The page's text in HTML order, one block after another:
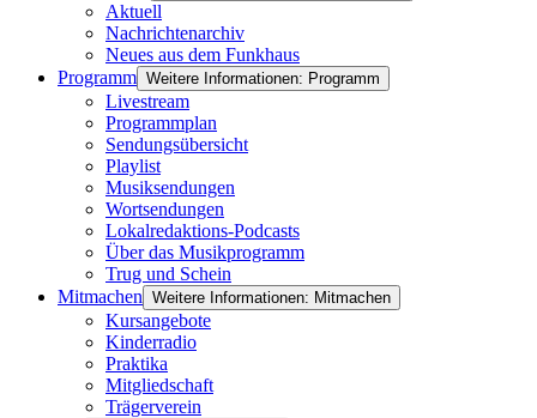
Aktuell
Nachrichtenarchiv
Neues aus dem Funkhaus
Programm Weitere Informationen: Programm
Livestream
Programmplan
Sendungsübersicht
Playlist
Musiksendungen
Wortsendungen
Lokalredaktions-Podcasts
Über das Musikprogramm
Trug und Schein
Mitmachen Weitere Informationen: Mitmachen
Kursangebote
Kinderradio
Praktika
Mitgliedschaft
Trägerverein